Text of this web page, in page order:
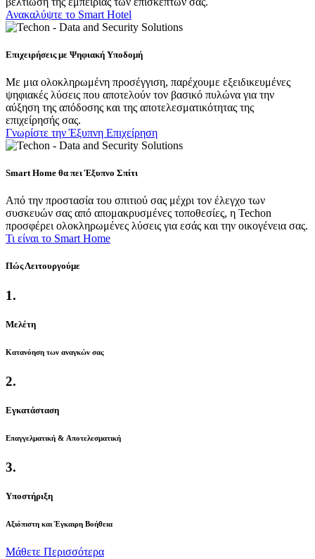
Ανακαλύψτε το Smart Hotel
Επιχειρήσεις με Ψηφιακή Υποδομή
Με μια ολοκληρωμένη προσέγγιση, παρέχουμε εξειδικευμένες
ψηφιακές λύσεις που αποτελούν τον βασικό πυλώνα για την
αύξηση της απόδοσης και της αποτελεσματικότητας της
επιχείρησής σας.
Γνωρίστε την Έξυπνη Επιχείρηση
Smart Home θα πει Έξυπνο Σπίτι
Από την προστασία του σπιτιού σας μέχρι τον έλεγχο των
συσκευών σας από απομακρυσμένες τοποθεσίες, η Techon
προσφέρει ολοκληρωμένες λύσεις για εσάς και την οικογένεια σας.
Τι είναι το Smart Home
Πώς Λειτουργούμε
1.
Μελέτη
Κατανόηση των αναγκών σας
2.
Εγκατάσταση
Επαγγελματική & Aποτελεσματική
3.
Υποστήριξη
Αξιόπιστη και Έγκαιρη Βοήθεια
Μάθετε Περισσότερα